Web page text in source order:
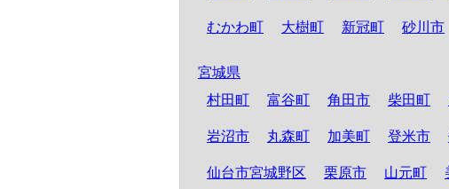
むかわ町 大樹町 新冠町 砂川市
宮城県
村田町
富谷町 角田市 柴田町
岩沼市 丸森町 加美町 登米市
仙台市宮城野区 栗原市 山元町